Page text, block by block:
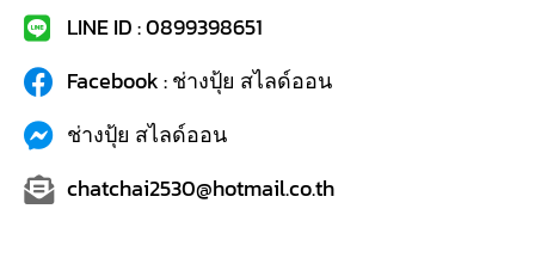
LINE ID : 0899398651
Facebook : ช่างปุ้ย สไลด์ออน
ช่างปุ้ย สไลด์ออน
chatchai2530@hotmail.co.th